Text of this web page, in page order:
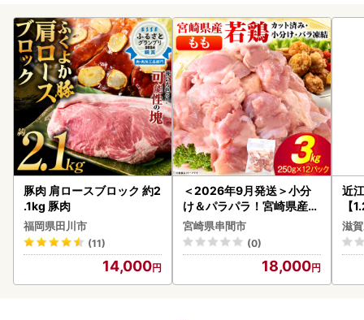
豚肉 肩ロースブロック 約2
.1kg 豚肉
福岡県田川市
(11)
14,000
＜2026年9月発送＞小分
け＆パラパラ！宮崎県産鶏
ももカット合計3kg_K043
-009-2609
宮崎県串間市
(0)
18,000
近
【
】
滋